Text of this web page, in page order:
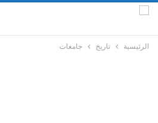
الرئيسية تاريخ جامعات